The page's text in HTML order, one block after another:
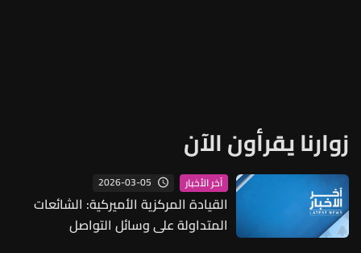
زوارنا يقرأون الآن
آخر الأخبار 2026-03-05
القيادة المركزية الأميركية: الشائعات
المتداولة على وسائل التواصل